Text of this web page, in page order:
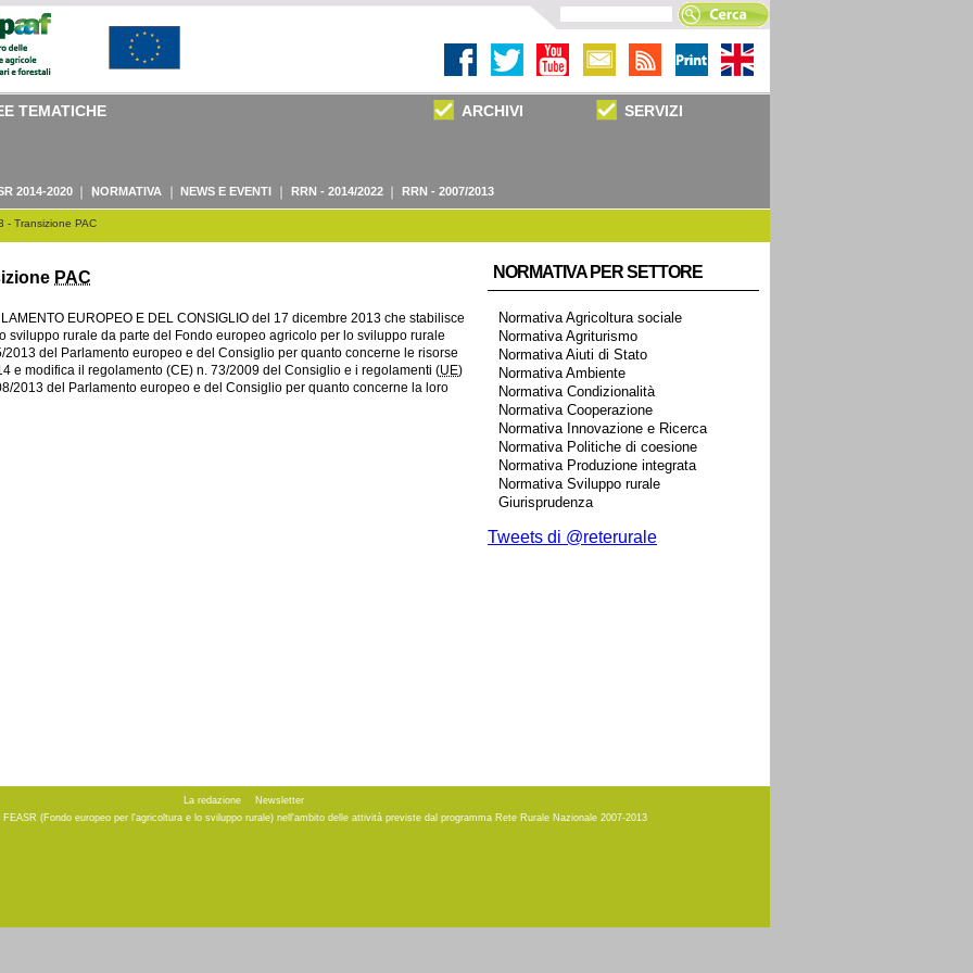
TEMATICHE ARCHIVI SERVIZI
2014-2020 NORMATIVA NEWS E EVENTI RRN - 2014/2022 RRN - 2007/2013
- Transizione PAC
PAC
EUROPEO E DEL CONSIGLIO del 17 dicembre 2013 che stabilisce
sviluppo rurale da parte del Fondo europeo agricolo per lo sviluppo rurale
2013 del Parlamento europeo e del Consiglio per quanto concerne le risorse
e modifica il regolamento (CE) n. 73/2009 del Consiglio e i regolamenti (UE)
2013 del Parlamento europeo e del Consiglio per quanto concerne la loro
NORMATIVA PER SETTORE
Normativa Agricoltura sociale
Normativa Agriturismo
Normativa Aiuti di Stato
Normativa Ambiente
Normativa Condizionalità
Normativa Cooperazione
Normativa Innovazione e Ricerca
Normativa Politiche di coesione
Normativa Produzione integrata
Normativa Sviluppo rurale
Giurisprudenza
Tweets di @reterurale
La redazione
Newsletter
(Fondo europeo per l'agricoltura e lo sviluppo rurale) nell'ambito delle attività previste dal programma Rete Rurale Nazionale 2007-2013